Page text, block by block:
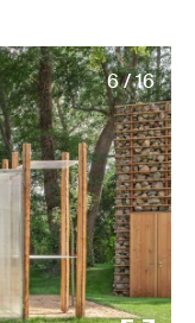
6 / 16